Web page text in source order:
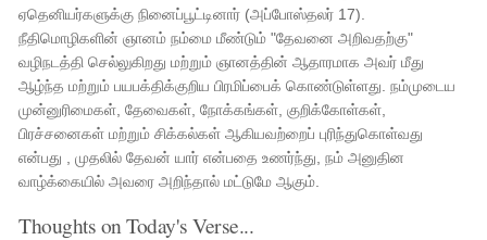
ஏதெனியர்களுக்கு நினைப்பூட்டினார் (அப்போஸ்தலர் 17).
நீதிமொழிகளின் ஞானம் நம்மை மீண்டும் "தேவனை அறிவதற்கு"
வழிநடத்தி செல்லுகிறது மற்றும் ஞானத்தின் ஆதாரமாக அவர் மீது
ஆழ்ந்த மற்றும் பயபக்திக்குறிய பிரமிப்பைக் கொண்டுள்ளது. நம்முடைய
முன்னுரிமைகள், தேவைகள், நோக்கங்கள், குறிக்கோள்கள்,
பிரச்சனைகள் மற்றும் சிக்கல்கள் ஆகியவற்றைப் புரிந்துகொள்வது
என்பது , முதலில் தேவன் யார் என்பதை உணர்ந்து, நம் அனுதின
வாழ்க்கையில் அவரை அறிந்தால் மட்டுமே ஆகும்.
Thoughts on Today's Verse...